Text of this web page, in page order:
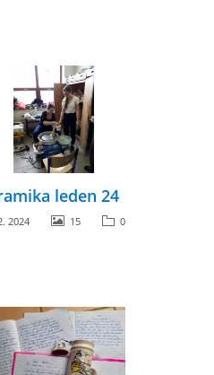
leden 24
2024 15 0